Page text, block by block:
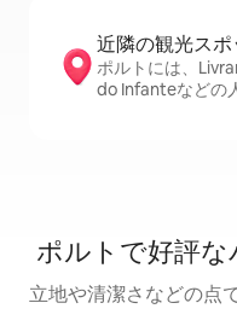
近隣の観光ス⁠ポ⁠
ポルトには、
do Infanteなどの
ポルトで好評
立地や清潔さなどの点